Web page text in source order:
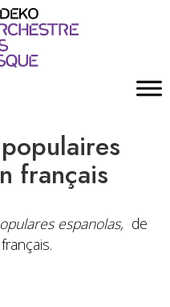
français
espanolas, de